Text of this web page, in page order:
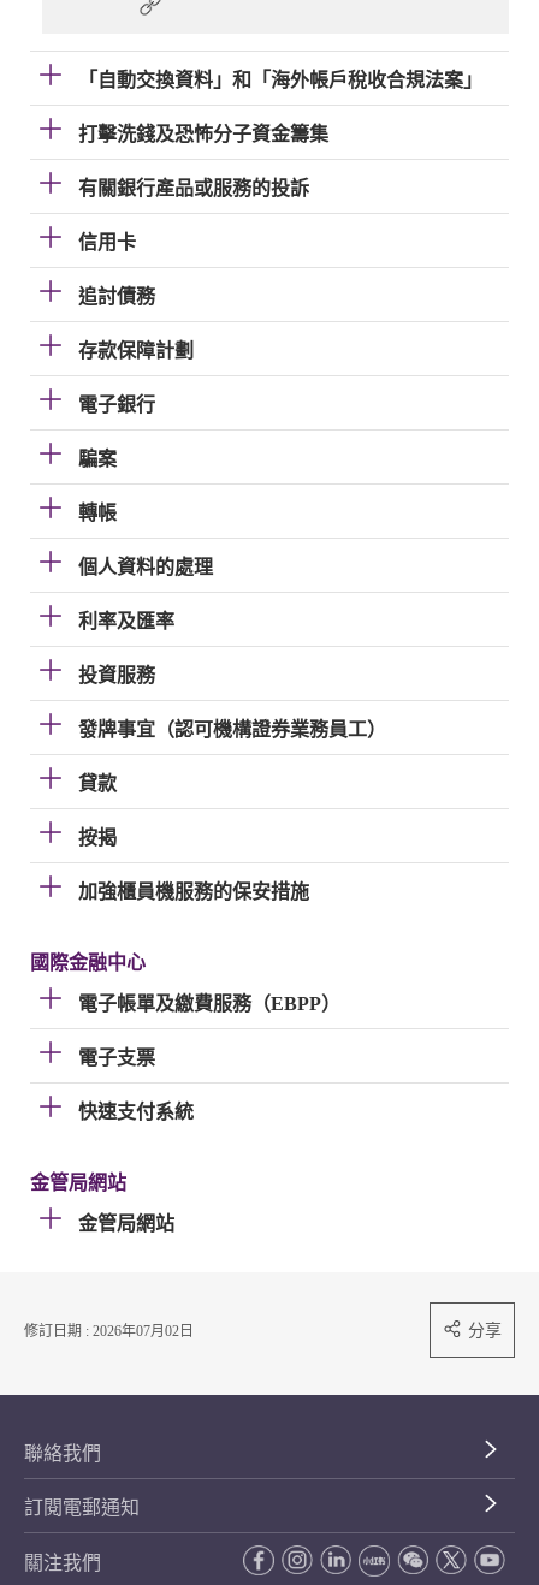
「自動交換資料」和「海外帳戶稅收合規法案」
打擊洗錢及恐怖分子資金籌集
有關銀行產品或服務的投訴
信用卡
追討債務
存款保障計劃
電子銀行
騙案
轉帳
個人資料的處理
利率及匯率
投資服務
發牌事宜（認可機構證券業務員工）
貸款
按揭
加強櫃員機服務的保安措施
國際金融中心
電子帳單及繳費服務（EBPP）
電子支票
快速支付系統
金管局網站
金管局網站
修訂日期 : 2026年07月02日 分享
聯絡我們
訂閱電郵通知
關注我們